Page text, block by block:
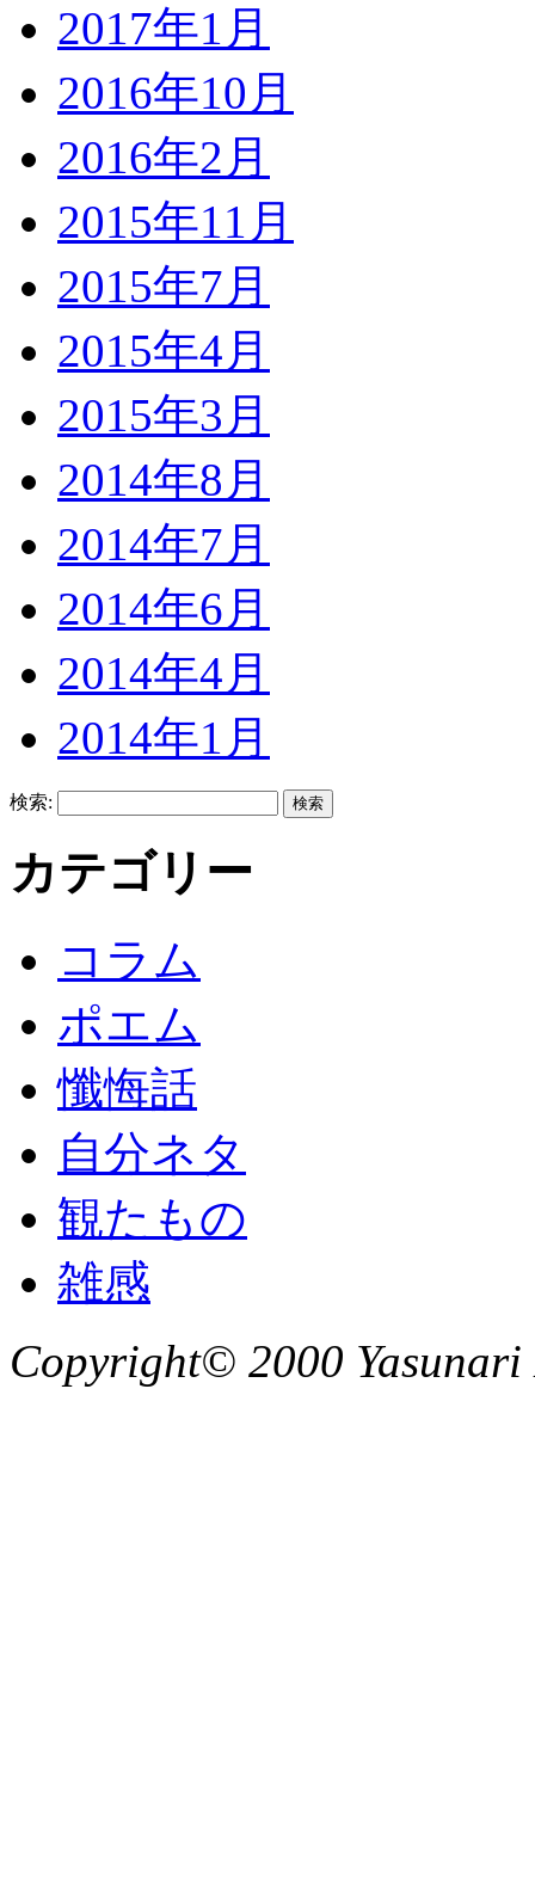
2017年1月
2016年10月
2016年2月
2015年11月
2015年7月
2015年4月
2015年3月
2014年8月
2014年7月
2014年6月
2014年4月
2014年1月
検索:
カテゴリー
コラム
ポエム
懺悔話
自分ネタ
観たもの
雑感
Copyright© 2000 Yasunari